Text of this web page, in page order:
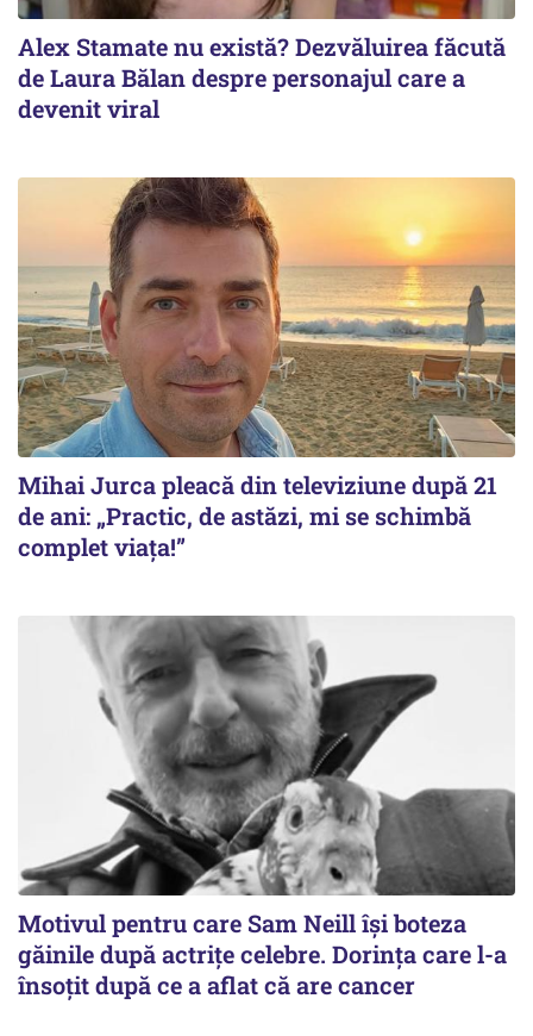
Alex Stamate nu există? Dezvăluirea făcută
de Laura Bălan despre personajul care a
devenit viral
Mihai Jurca pleacă din televiziune după 21
de ani: „Practic, de astăzi, mi se schimbă
complet viața!”
Motivul pentru care Sam Neill își boteza
găinile după actrițe celebre. Dorința care l-a
însoțit după ce a aflat că are cancer